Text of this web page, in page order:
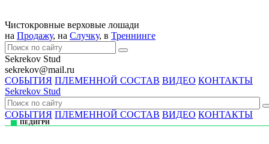
Чистокровные верховые лошади
на Продажу, на Случку, в Треннингe
Sekrekov Stud
sekrekov@mail.ru
СОБЫТИЯ ПЛЕМЕННОЙ СОСТАВ ВИДЕО КОНТАКТЫ
Sekrekov Stud
СОБЫТИЯ ПЛЕМЕННОЙ СОСТАВ ВИДЕО КОНТАКТЫ
ПЕДИГРИ